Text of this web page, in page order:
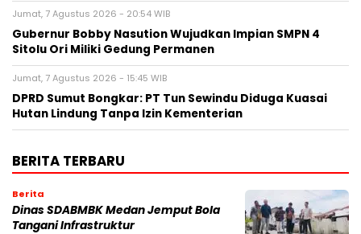
Jumat, 7 Agustus 2026 - 20:54 WIB
Gubernur Bobby Nasution Wujudkan Impian SMPN 4
Sitolu Ori Miliki Gedung Permanen
Jumat, 7 Agustus 2026 - 15:45 WIB
DPRD Sumut Bongkar: PT Tun Sewindu Diduga Kuasai
Hutan Lindung Tanpa Izin Kementerian
BERITA TERBARU
Berita
Dinas SDABMBK Medan Jemput Bola
Tangani Infrastruktur